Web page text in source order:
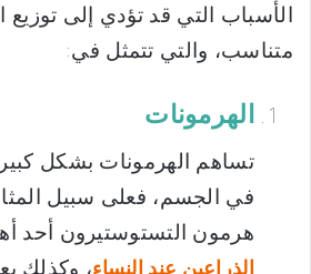
الأسباب التي قد تؤدي إلى
متناسب، والتي تتمثل في:
الهرمونات
تساهم الهرمونات بشكل
في الجسم، فعلى سبيل
هرمون التستوستيرون أحد
الذراعين عند النساء، وكذلك